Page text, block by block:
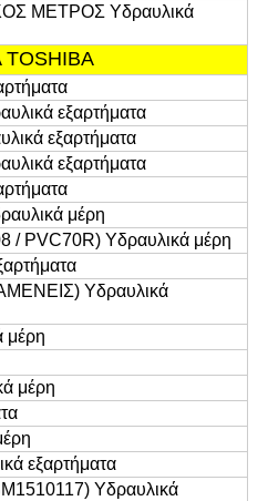
ΜΕΤΡΟΣ Υδραυλικά
TOSHIBA
εξαρτήματα
εξαρτήματα
εξαρτήματα
μέρη
/ PVC70R) Υδραυλικά μέρη
Υδραυλικά
μέρη
μέρη
εξαρτήματα
Υδραυλικά